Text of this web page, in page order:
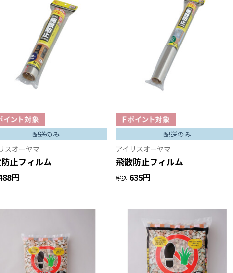
配送のみ
スオーヤマ
止フィルム
円
配送のみ
アイリスオーヤマ
飛散防止フィルム
税込 635円